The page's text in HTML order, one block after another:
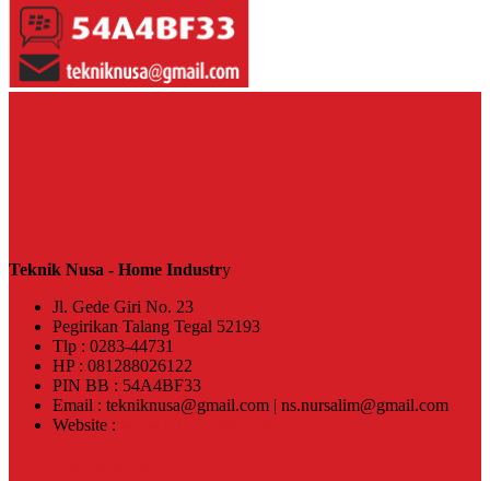
Teknik Nusa - Home Industry
Jl. Gede Giri No. 23
Pegirikan Talang Tegal 52193
Tlp : 0283-44731
HP : 081288026122
PIN BB : 54A4BF33
Email : tekniknusa@gmail.com | ns.nursalim@gmail.com
Website :